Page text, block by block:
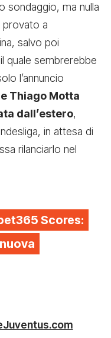
sondaggio, ma nulla
provato a
salvo poi
quale sembrerebbe
l’annuncio
Thiago Motta
dall’estero,
in attesa di
rilanciarlo nel
Scores: